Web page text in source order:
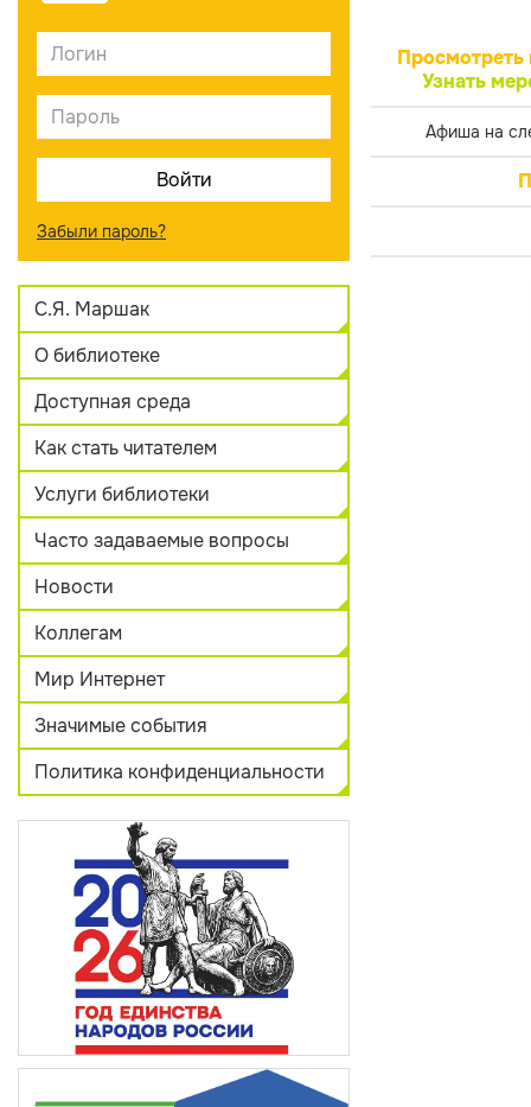
Забыли пароль?
С.Я. Маршак
О библиотеке
Доступная среда
Как стать читателем
Услуги библиотеки
Часто задаваемые вопросы
Новости
Коллегам
Мир Интернет
Значимые события
Политика конфиденциальности
Просмотреть
Узнать
Афиша на